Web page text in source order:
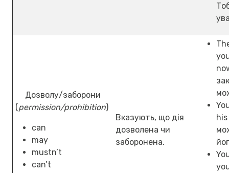
Дозволу/заборони
(permission/prohibition)
can
may
mustn’t
can’t
Вказують, що дія
дозволена чи
заборонена.